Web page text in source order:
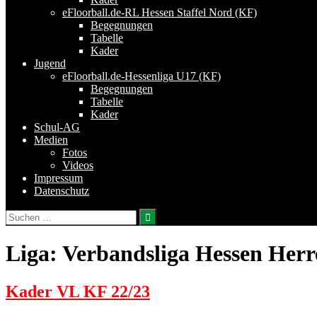
eFloorball.de-RL Hessen Staffel Nord (KF)
Begegnungen
Tabelle
Kader
Jugend
eFloorball.de-Hessenliga U17 (KF)
Begegnungen
Tabelle
Kader
Schul-AG
Medien
Fotos
Videos
Impressum
Datenschutz
Suchen
nach:
Liga: Verbandsliga Hessen
Kader VL KF 22/23